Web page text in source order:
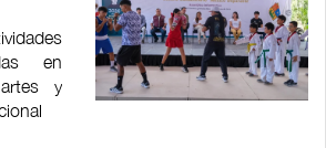
en
y